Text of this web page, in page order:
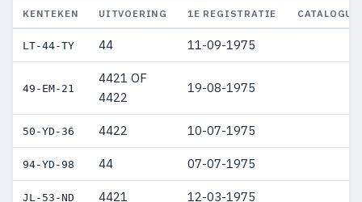
KENTEKEN UITVOERING 1E REGISTRATIE
LT-44-TY 44 11-09-1975
49-EM-21
4421 OF
4422
19-08-1975
50-YD-36 4422 10-07-1975
94-YD-98 44 07-07-1975
JL-53-ND 4421 12-03-1975